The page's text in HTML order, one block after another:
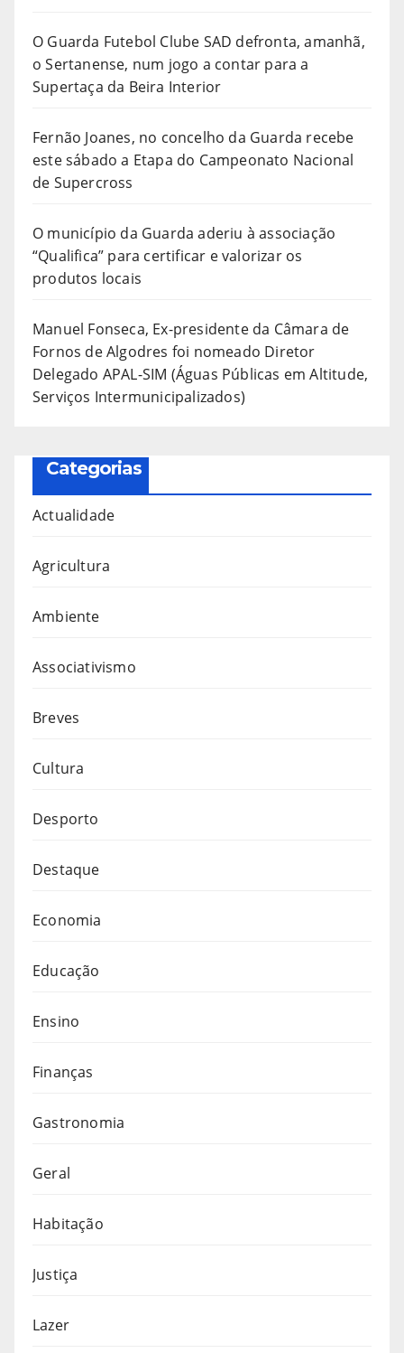
O Guarda Futebol Clube SAD defronta, amanhã,
o Sertanense, num jogo a contar para a
Supertaça da Beira Interior
Fernão Joanes, no concelho da Guarda recebe
este sábado a Etapa do Campeonato Nacional
de Supercross
O município da Guarda aderiu à associação
“Qualifica” para certificar e valorizar os
produtos locais
Manuel Fonseca, Ex-presidente da Câmara de
Fornos de Algodres foi nomeado Diretor
Delegado APAL-SIM (Águas Públicas em Altitude,
Serviços Intermunicipalizados)
Categorias
Actualidade
Agricultura
Ambiente
Associativismo
Breves
Cultura
Desporto
Destaque
Economia
Educação
Ensino
Finanças
Gastronomia
Geral
Habitação
Justiça
Lazer